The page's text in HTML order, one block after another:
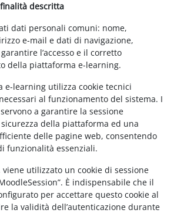
descritta
dati personali comuni: nome,
e-mail e dati di navigazione,
l’accesso e il corretto
della piattaforma e-learning.
e-learning utilizza cookie tecnici
al funzionamento del sistema. I
a garantire la sessione
sicurezza della piattaforma ed una
delle pagine web, consentendo
funzionalità essenziali.
utilizzato un cookie di sessione
È indispensabile che il
per accettare questo cookie al
la validità dell’autenticazione durante